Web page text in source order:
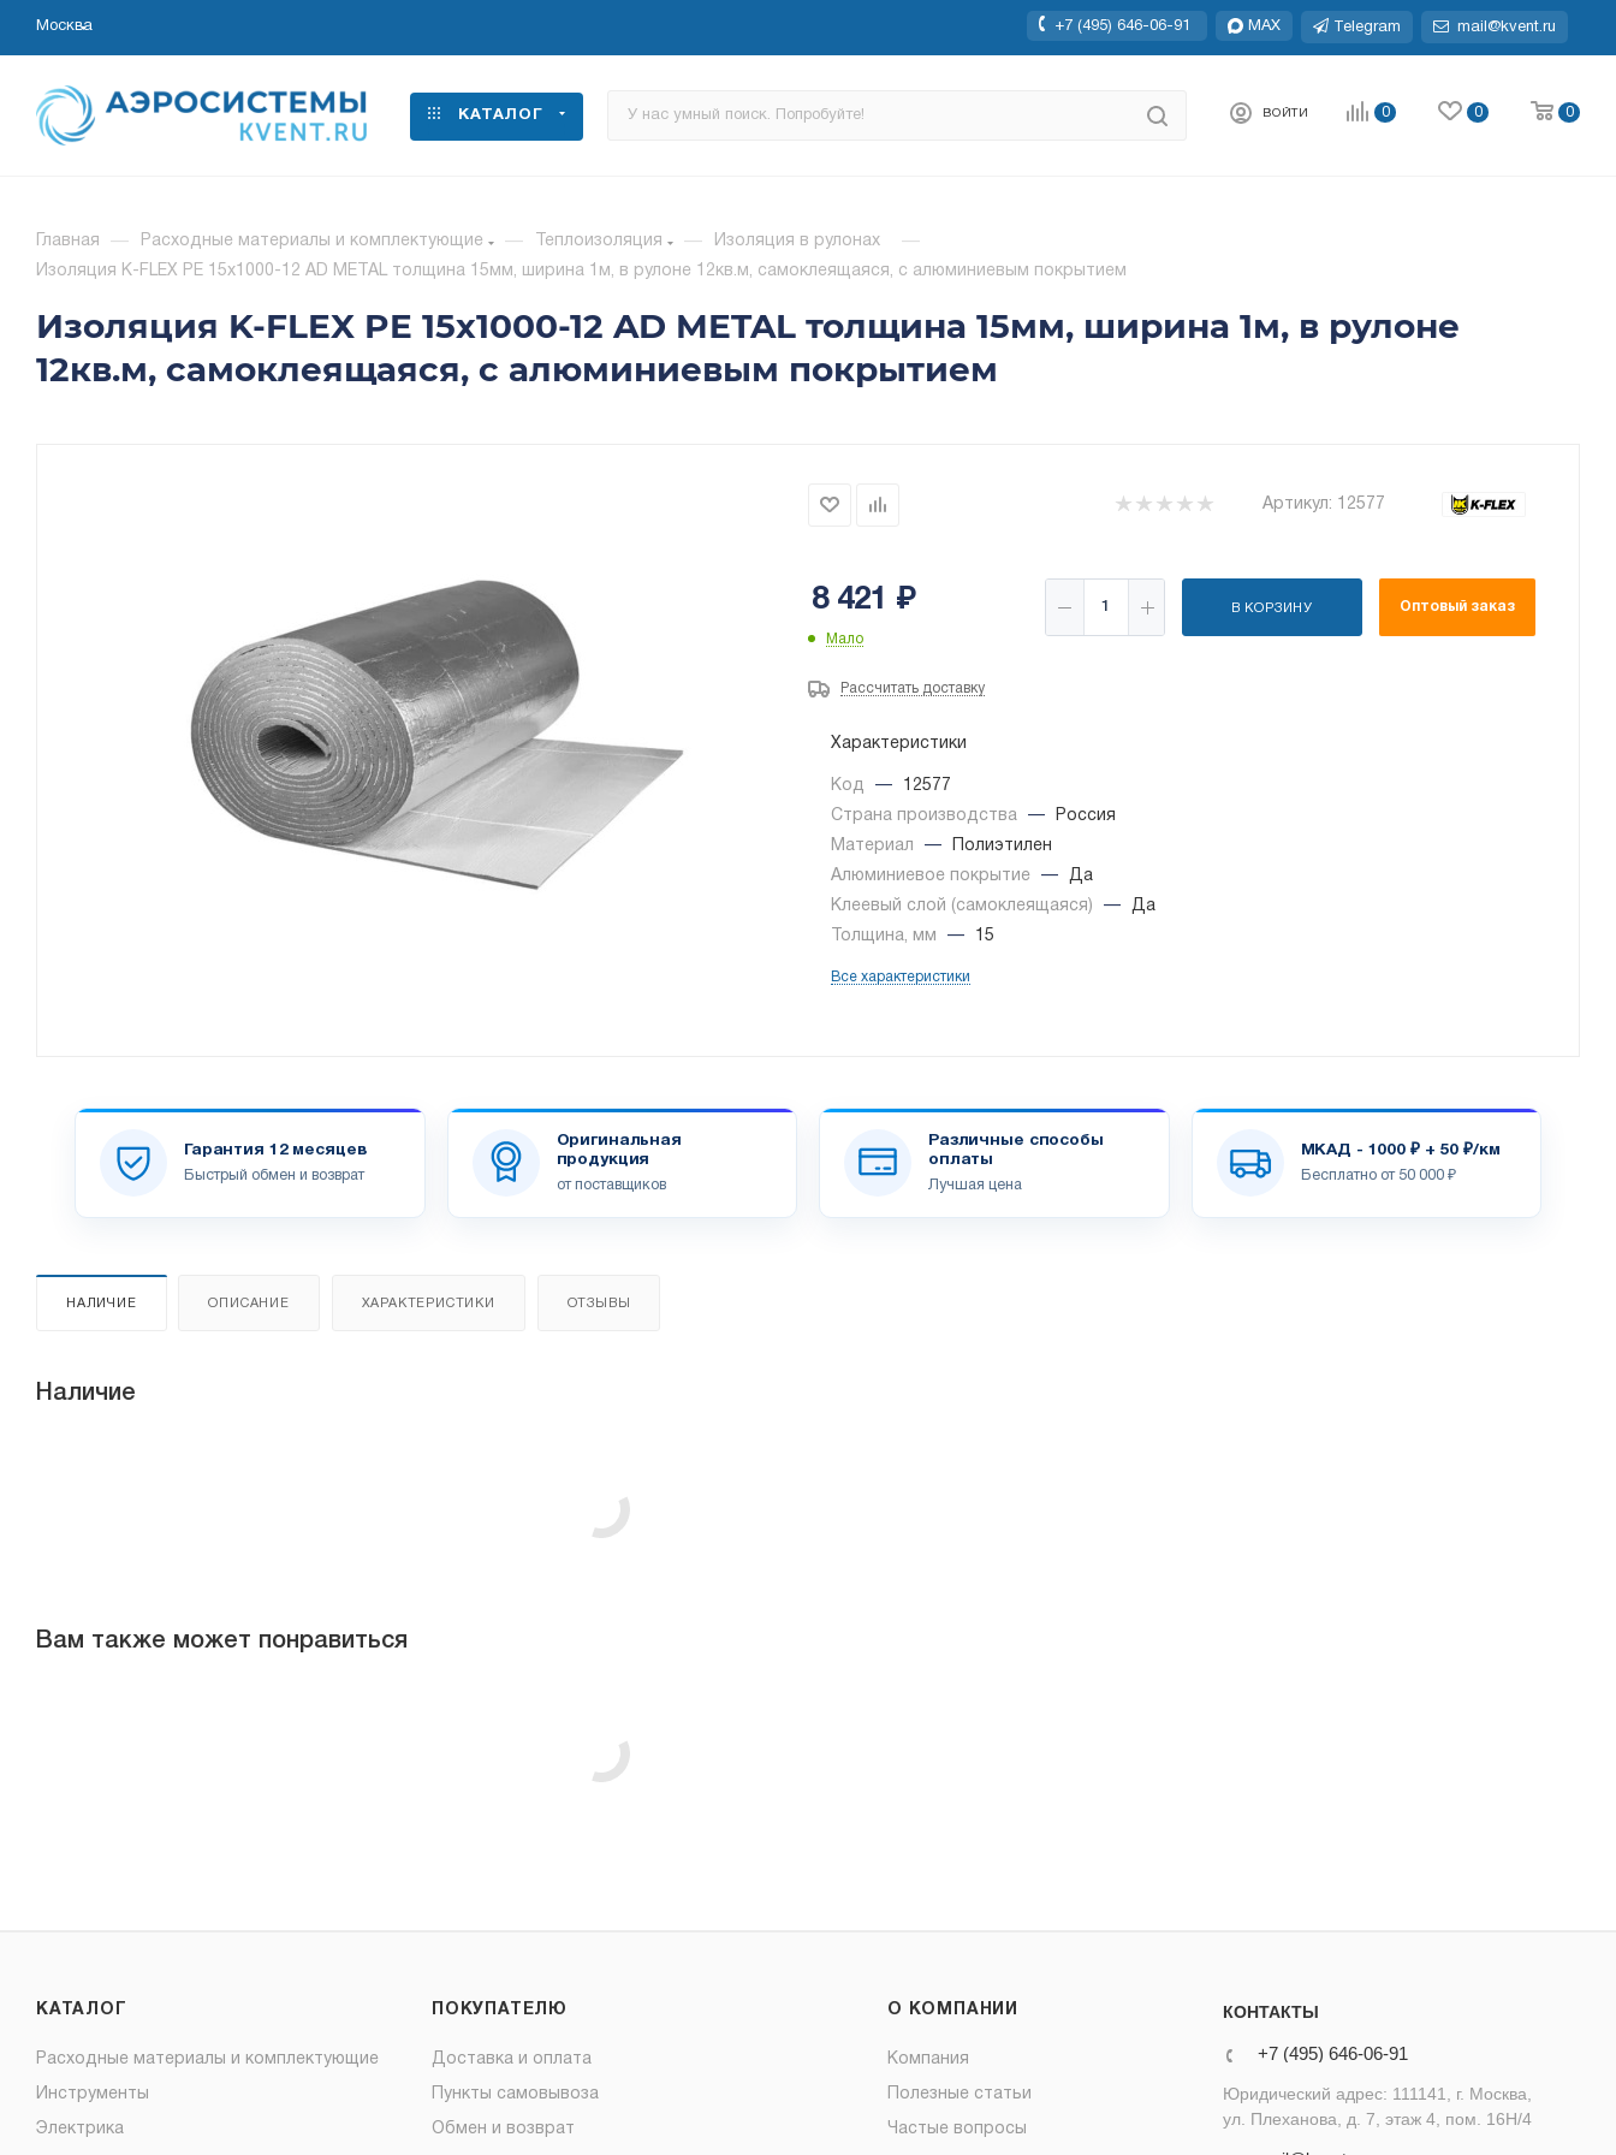
Москва +7 (495) 646-06-91 MAX Telegram mail@kvent.ru
КАТАЛОГ ВОЙТИ 0 0 0
Главная — Расходные материалы и комплектующие — Теплоизоляция — Изоляция в рулонах —
Изоляция K-FLEX PE 15x1000-12 AD METAL толщина 15мм, ширина 1м, в рулоне 12кв.м, самоклеящаяся, с алюминиевым покрытием
Изоляция K-FLEX PE 15x1000-12 AD METAL толщина 15мм, ширина 1м, в рулоне
12кв.м, самоклеящаяся, с алюминиевым покрытием
Артикул: 12577
8 421 ₽
Мало
В КОРЗИНУ Оптовый заказ
Рассчитать доставку
Характеристики
Код —
12577
Страна производства
—
Россия
Материал
—
Полиэтилен
Алюминиевое покрытие
—
Да
Клеевый слой (самоклеящаяся)
—
Да
Толщина, мм
— 15
Все характеристики
Гарантия 12 месяцев
Быстрый обмен и возврат
Оригинальная
продукция
от поставщиков
Различные способы
оплаты
Лучшая цена
МКАД - 1000 ₽ + 50 ₽/км
Бесплатно от 50 000 ₽
НАЛИЧИЕ ОПИСАНИЕ ХАРАКТЕРИСТИКИ ОТЗЫВЫ
Наличие
Вам также может понравиться
КАТАЛОГ
Расходные материалы и комплектующие
Инструменты
Электрика
ПОКУПАТЕЛЮ
Доставка и оплата
Пункты самовывоза
Обмен и возврат
О КОМПАНИИ
Компания
Полезные статьи
Частые вопросы
КОНТАКТЫ
+7 (495) 646-06-91
Юридический адрес: 111141, г. Москва,
ул. Плеханова, д. 7, этаж 4, пом. 16Н/4